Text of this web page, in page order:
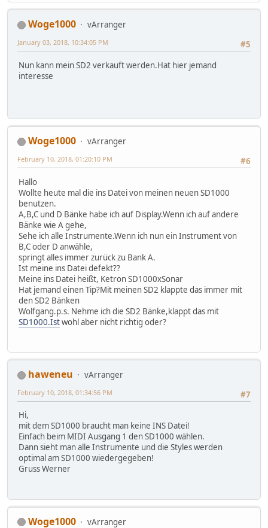
Woge1000
vArranger
#5
January 03, 2018, 10:34:05 PM
Nun kann mein SD2 verkauft werden.Hat hier jemand
interesse
Woge1000
vArranger
#6
February 10, 2018, 01:20:10 PM
Hallo
Wollte heute mal die ins Datei von meinen neuen SD1000
benutzen.
A,B,C und D Bänke habe ich auf Display.Wenn ich auf andere
Bänke wie A gehe,
Sehe ich alle Instrumente.Wenn ich nun ein Instrument von
B,C oder D anwähle,
springt alles immer zurück zu Bank A.
Ist meine ins Datei defekt??
Meine ins Datei heißt, Ketron SD1000xSonar
Hat jemand einen Tip?Mit meinen SD2 klappte das immer mit
den SD2 Bänken
Wolfgang.p.s. Nehme ich die SD2 Bänke,klappt das mit
SD1000.Istwohl aber nicht richtig oder?
haweneu
vArranger
#7
February 10, 2018, 01:34:56 PM
Hi,
mit dem SD1000 braucht man keine INS Datei!
Einfach beim MIDI Ausgang 1 den SD1000 wählen.
Dann sieht man alle Instrumente und die Styles werden
optimal am SD1000 wiedergegeben!
Gruss Werner
Woge1000 vArranger